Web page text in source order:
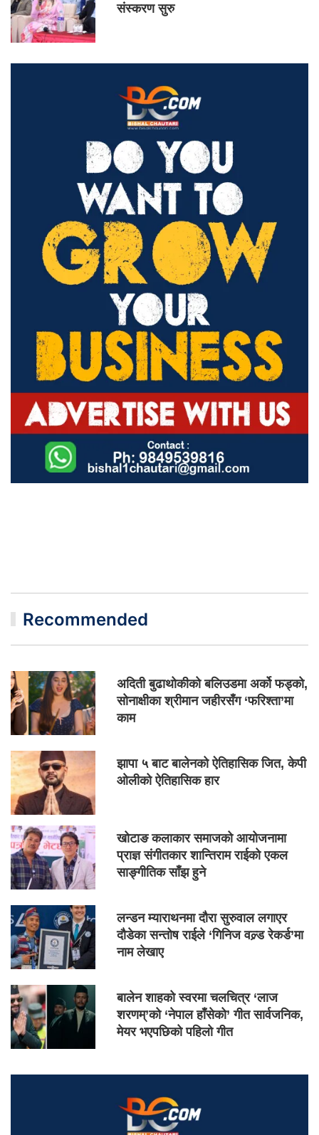
संस्करण सुरु
Recommended
अदिती बुढाथोकीको बलिउडमा अर्को फड्को,
सोनाक्षीका श्रीमान जहीरसँग ‘फरिश्ता’मा
काम
झापा ५ बाट बालेनको ऐतिहासिक जित, केपी
ओलीको ऐतिहासिक हार
खोटाङ कलाकार समाजको आयोजनामा
प्राज्ञ संगीतकार शान्तिराम राईको एकल
साङ्गीतिक साँझ हुने
लन्डन म्याराथनमा दौरा सुरुवाल लगाएर
दौडेका सन्तोष राईले ‘गिनिज वल्र्ड रेकर्ड’मा
नाम लेखाए
बालेन शाहको स्वरमा चलचित्र ‘लाज
शरणम्’को ‘नेपाल हाँसेको’ गीत सार्वजनिक,
मेयर भएपछिको पहिलो गीत